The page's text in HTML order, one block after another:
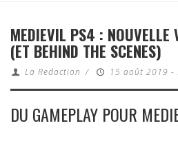
MEDIEVIL PS4 : NOUVELLE
(ET BEHIND THE SCENES)
La Redaction / 15 août 2019 -
DU GAMEPLAY POUR